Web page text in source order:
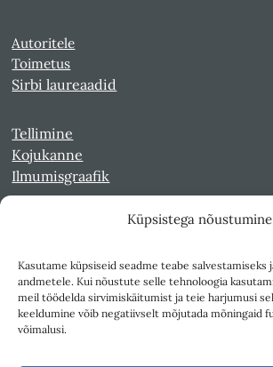
Küpsistega nõustumine
Kasutame küpsiseid seadme teabe salvestamiseks
andmetele. Kui nõustute selle tehnoloogia
meil töödelda sirvimiskäitumist ja teie harjumusi
keeldumine võib negatiivselt mõjutada mõningaid
võimalusi.
Autoritele
Toimetus
Sirbi laureaadid
Tellimine
Kojukanne
Ilmumisgraafik
Kultuurileht 1994-1997
Reede 1989-1990
Sirp ja Vasar 1940-1989